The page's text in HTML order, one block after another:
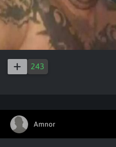
243
Amnor